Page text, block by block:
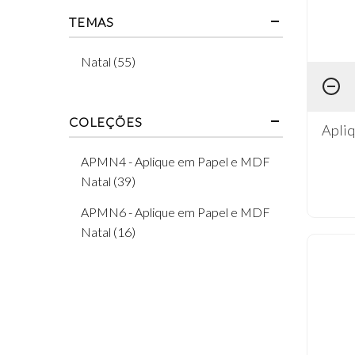
TEMAS
Natal (55)
COLEÇÕES
APMN4 - Aplique em Papel e MDF
Natal (39)
APMN6 - Aplique em Papel e MDF
Natal (16)